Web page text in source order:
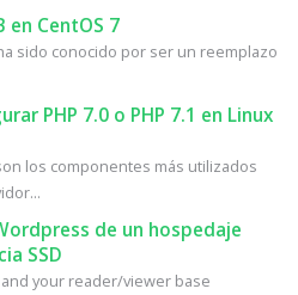
en CentOS 7
sido conocido por ser un reemplazo
PHP 7.0 o PHP 7.1 en Linux
los componentes más utilizados
de un hospedaje
SSD
your reader/viewer base